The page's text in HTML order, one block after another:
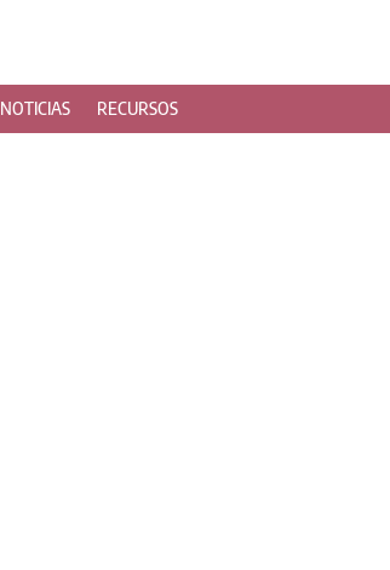
NOTICIAS RECURSOS